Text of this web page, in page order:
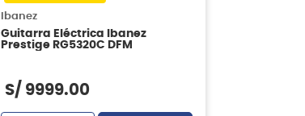
Ibanez
Guitarra Eléctrica Ibanez
Prestige RG5320C DFM
S/ 9999.00